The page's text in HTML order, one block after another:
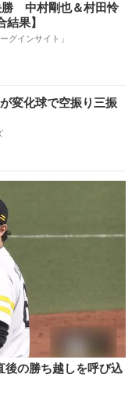
勝 中村剛也＆村田怜
果】
グインサイト」
変化球で空振り三振
の勝ち越しを呼び込